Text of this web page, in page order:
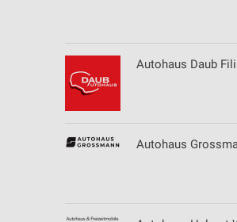
Autohaus Daub
Autohaus
Funktional